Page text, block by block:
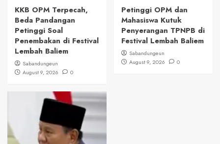
KKB OPM Terpecah,
Beda Pandangan
Petinggi Soal
Penembakan di Festival
Lembah Baliem
Sabandungeun
August 9, 2026
0
Petinggi OPM dan
Mahasiswa Kutuk
Penyerangan TPNPB di
Festival Lembah Baliem
Sabandungeun
August 9, 2026
0